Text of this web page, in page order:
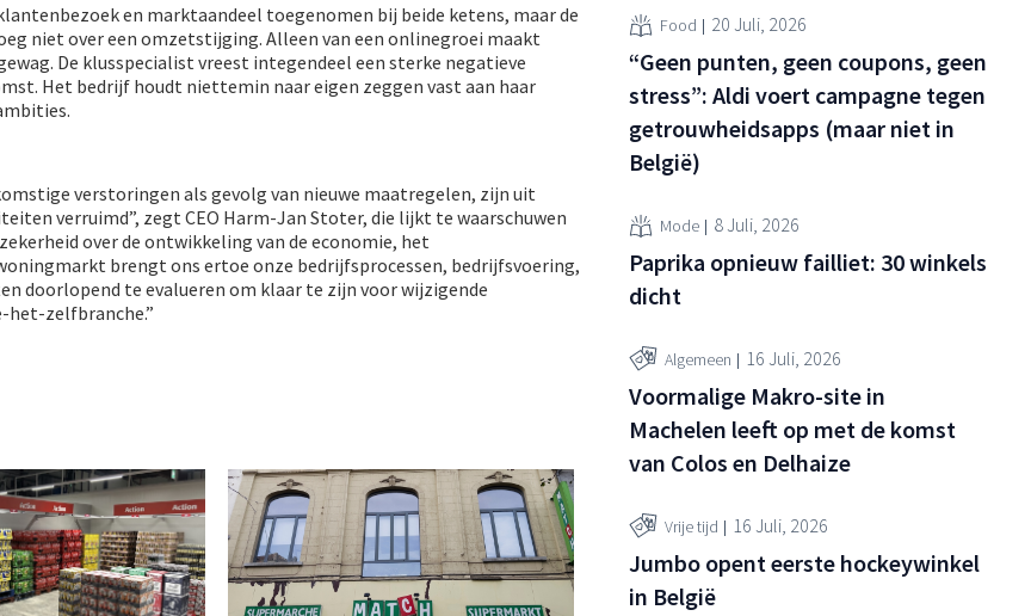
en marktaandeel toegenomen bij beide ketens, maar de
niet over een omzetstijging. Alleen van een onlinegroei maakt
De klusspecialist vreest integendeel een sterke negatieve
Het bedrijf houdt niettemin naar eigen zeggen vast aan haar
verstoringen als gevolg van nieuwe maatregelen, zijn uit
verruimd”, zegt CEO Harm-Jan Stoter, die lijkt te waarschuwen
over de ontwikkeling van de economie, het
brengt ons ertoe onze bedrijfsprocessen, bedrijfsvoering,
doorlopend te evalueren om klaar te zijn voor wijzigende
het-zelfbranche.”
Food 20 Juli, 2026
“Geen punten, geen coupons, geen
stress”: Aldi voert campagne tegen
getrouwheidsapps (maar niet in
België)
Mode 8 Juli, 2026
Paprika opnieuw failliet: 30 winkels
dicht
Algemeen 16 Juli, 2026
Voormalige Makro-site in
Machelen leeft op met de komst
van Colos en Delhaize
Vrije tijd 16 Juli, 2026
Jumbo opent eerste hockeywinkel
in België